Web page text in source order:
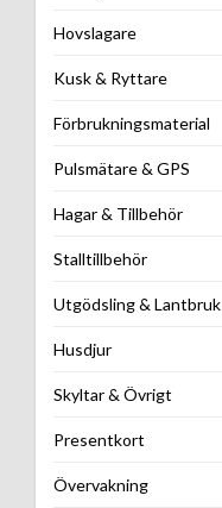
Hovslagare
Kusk & Ryttare
Förbrukningsmaterial
Pulsmätare & GPS
Hagar & Tillbehör
Stalltillbehör
Utgödsling & Lantbruk
Husdjur
Skyltar & Övrigt
Presentkort
Övervakning